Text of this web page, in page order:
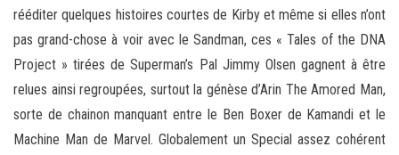
rééditer quelques histoires courtes de Kirby et même si elles n’ont
pas grand-chose à voir avec le Sandman, ces « Tales of the DNA
Project » tirées de Superman’s Pal Jimmy Olsen gagnent à être
relues ainsi regroupées, surtout la génèse d’Arin The Amored Man,
sorte de chainon manquant entre le Ben Boxer de Kamandi et le
Machine Man de Marvel. Globalement un Special assez cohérent